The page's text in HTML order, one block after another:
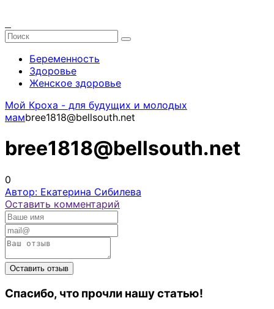
Беременность
Здоровье
Женское здоровье
Мой Кроха - для будущих и молодых
мамbree1818@bellsouth.net
bree1818@bellsouth.net
0
Автор: Екатерина Сибилева
Оставить комментарий
Спасибо, что прочли нашу статью!